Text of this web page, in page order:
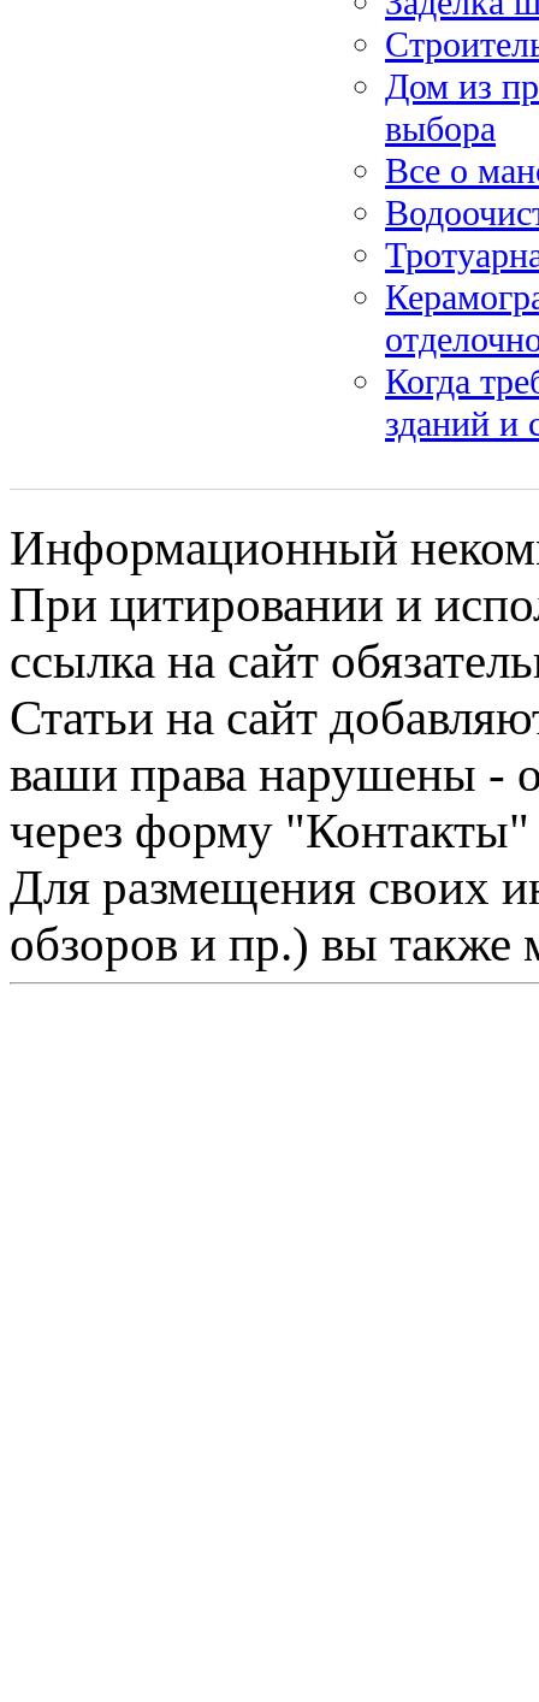
Дом из
выбора
Все о
Когда
зданий и
Информационный
При цитировании и
ссылка на сайт
Статьи на сайт
ваши права нарушены -
через форму "Контакты"
Для размещения своих
обзоров и пр.) вы также